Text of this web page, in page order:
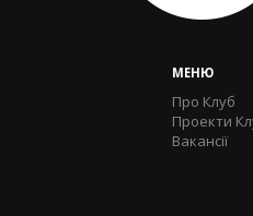
МЕНЮ
Про Клуб
Проекти
Вакансії